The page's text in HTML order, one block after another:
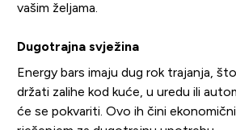
vašim željama.
Dugotrajna svježina
Energy bars imaju dug rok trajanja,
držati zalihe kod kuće, u uredu ili
će se pokvariti. Ovo ih čini